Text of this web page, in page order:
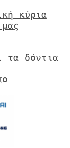
κύρια
δόντια